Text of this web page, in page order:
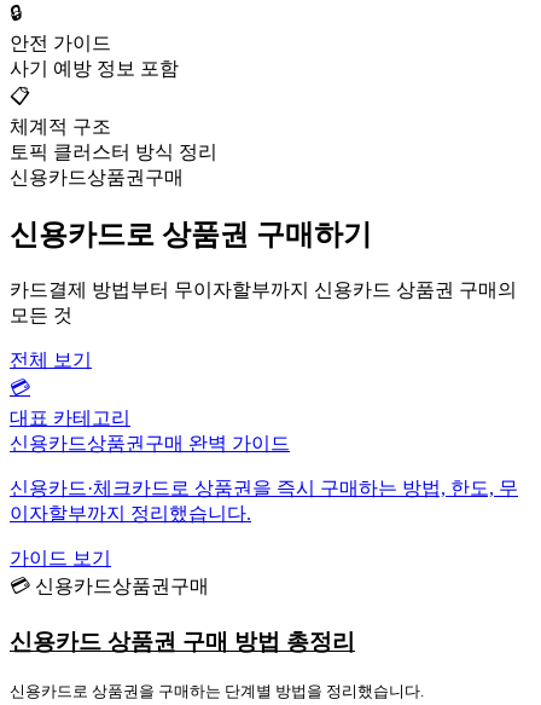
🔒
안전 가이드
사기 예방 정보 포함
📋
체계적 구조
토픽 클러스터 방식 정리
신용카드상품권구매
신용카드로 상품권 구매하기
카드결제 방법부터 무이자할부까지 신용카드 상품권 구매의
모든 것
전체 보기
💳
대표 카테고리
신용카드상품권구매 완벽 가이드
신용카드·체크카드로 상품권을 즉시 구매하는 방법, 한도, 무
이자할부까지 정리했습니다.
가이드 보기
💳 신용카드상품권구매
신용카드 상품권 구매 방법 총정리
신용카드로 상품권을 구매하는 단계별 방법을 정리했습니다.